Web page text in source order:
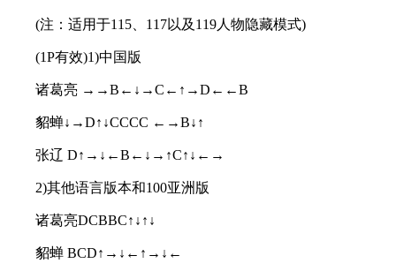
(注：适用于115、117以及119人物隐藏模式)
(1P有效)1)中国版
诸葛亮 →→B←↓→C←↑→D←←B
貂蝉↓→D↑↓CCCC ←→B↓↑
张辽 D↑→↓←B←↓→↑C↑↓←→
2)其他语言版本和100亚洲版
诸葛亮DCBBC↑↓↑↓
貂蝉 BCD↑→↓←↑→↓←